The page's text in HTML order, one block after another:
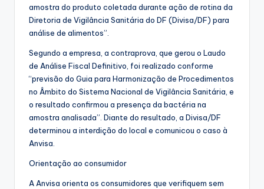
amostra do produto coletada durante ação de rotina da
Diretoria de Vigilância Sanitária do DF (Divisa/DF) para
análise de alimentos”.
Segundo a empresa, a contraprova, que gerou o Laudo
de Análise Fiscal Definitivo, foi realizado conforme
“previsão do Guia para Harmonização de Procedimentos
no Âmbito do Sistema Nacional de Vigilância Sanitária, e
o resultado confirmou a presença da bactéria na
amostra analisada”. Diante do resultado, a Divisa/DF
determinou a interdição do local e comunicou o caso à
Anvisa.
Orientação ao consumidor
A Anvisa orienta os consumidores que verifiquem sem